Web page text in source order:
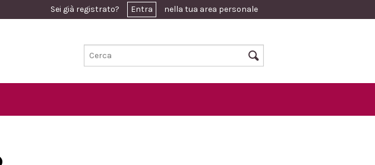
Sei già registrato? Entra nella tua area personale